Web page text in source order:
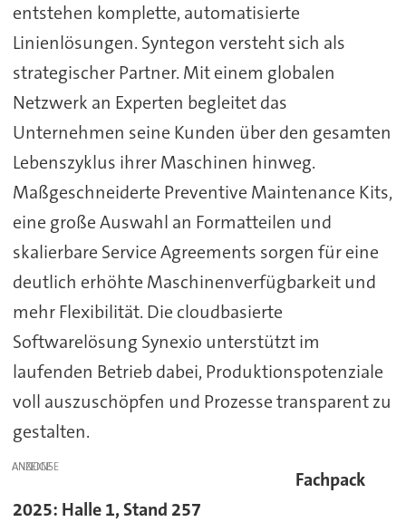
entstehen komplette, automatisierte
Linienlösungen. Syntegon versteht sich als
strategischer Partner. Mit einem globalen
Netzwerk an Experten begleitet das
Unternehmen seine Kunden über den gesamten
Lebenszyklus ihrer Maschinen hinweg.
Maßgeschneiderte Preventive Maintenance Kits,
eine große Auswahl an Formatteilen und
skalierbare Service Agreements sorgen für eine
deutlich erhöhte Maschinenverfügbarkeit und
mehr Flexibilität. Die cloudbasierte
Softwarelösung Synexio unterstützt im
laufenden Betrieb dabei, Produktionspotenziale
voll auszuschöpfen und Prozesse transparent zu
gestalten.
ANZEIGE
Fachpack
2025: Halle 1, Stand 257